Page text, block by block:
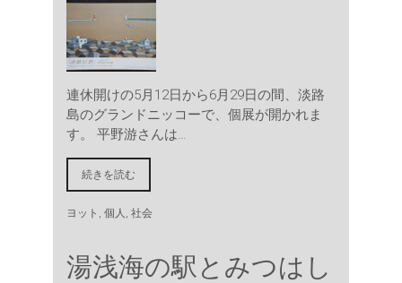
連休開けの5月12日から6月29日の間、淡路
島のグランドニッコーで、個展が開かれま
す。 平野游さんは…
続きを読む
ヨット 個人 社会
湯浅海の駅とみつはし